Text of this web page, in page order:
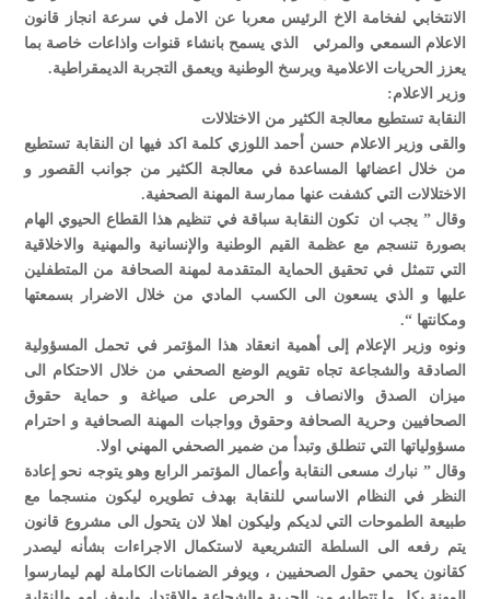
الانتخابي لفخامة الاخ الرئيس معربا عن الامل في سرعة انجاز قانون
الاعلام السمعي والمرئي الذي يسمح بانشاء قنوات واذاعات خاصة بما
يعزز الحريات الاعلامية ويرسخ الوطنية ويعمق التجربة الديمقراطية.
وزير الاعلام:
النقابة تستطيع معالجة الكثير من الاختلالات
والقى وزير الاعلام حسن أحمد اللوزي كلمة اكد فيها ان النقابة تستطيع
من خلال اعضائها المساعدة في معالجة الكثير من جوانب القصور و
الاختلالات التي كشفت عنها ممارسة المهنة الصحفية.
وقال ” يجب ان تكون النقابة سباقة في تنظيم هذا القطاع الحيوي الهام
بصورة تنسجم مع عظمة القيم الوطنية والإنسانية والمهنية والاخلاقية
التي تتمثل في تحقيق الحماية المتقدمة لمهنة الصحافة من المتطفلين
عليها و الذي يسعون الى الكسب المادي من خلال الاضرار بسمعتها
ومكانتها “.
ونوه وزير الإعلام إلى أهمية انعقاد هذا المؤتمر في تحمل المسؤولية
الصادقة والشجاعة تجاه تقويم الوضع الصحفي من خلال الاحتكام الى
ميزان الصدق والانصاف و الحرص على صياغة و حماية حقوق
الصحافيين وحرية الصحافة وحقوق وواجبات المهنة الصحافية و احترام
مسؤولياتها التي تنطلق وتبدأ من ضمير الصحفي المهني اولا.
وقال ” نبارك مسعى النقابة وأعمال المؤتمر الرابع وهو يتوجه نحو إعادة
النظر في النظام الاساسي للنقابة بهدف تطويره ليكون منسجما مع
طبيعة الطموحات التي لديكم وليكون اهلا لان يتحول الى مشروع قانون
يتم رفعه الى السلطة التشريعية لاستكمال الاجراءات بشأنه ليصدر
كقانون يحمي حقول الصحفيين ، ويوفر الضمانات الكاملة لهم ليمارسوا